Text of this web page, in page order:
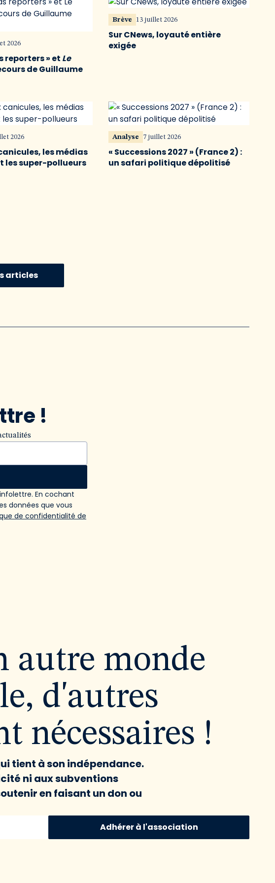
2026
reporters » et Le
de Guillaume
Brève 13 juillet 2026
Sur CNews, loyauté entière
exigée
2026
les médias
les super-pollueurs
Analyse 7 juillet 2026
« Successions 2027 » (France 2) :
un safari politique dépolitisé
articles
!
En cochant
données que vous
de confidentialité de
autre monde
d'autres
nécessaires !
tient à son indépendance.
ni aux subventions
en faisant un don ou
Adhérer à l'association